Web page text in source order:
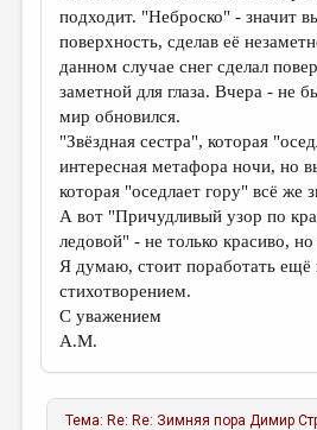
подходит. "Неброско" - значит
поверхность, сделав её
данном случае снег сделал
заметной для глаза. Вчера - не
мир обновился.
"Звёздная сестра", которая
интересная метафора ночи, но
которая "оседлает гору" всё же
А вот "Причудливый узор по
ледовой" - не только красиво,
Я думаю, стоит поработать ещё
стихотворением.
С уважением
А.М.
Тема: Re: Re: Зимняя пора Димир